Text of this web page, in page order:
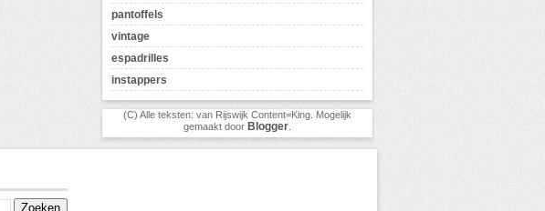
pantoffels
vintage
espadrilles
instappers
(C) Alle teksten: van Rijswijk Content=King. Mogelijk
gemaakt door Blogger